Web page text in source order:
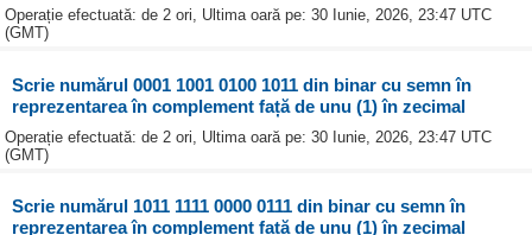
Operație efectuată: de 2 ori, Ultima oară pe: 30 Iunie, 2026, 23:47 UTC
(GMT)
Scrie numărul 0001 1001 0100 1011 din binar cu semn în
reprezentarea în complement față de unu (1) în zecimal
Operație efectuată: de 2 ori, Ultima oară pe: 30 Iunie, 2026, 23:47 UTC
(GMT)
Scrie numărul 1011 1111 0000 0111 din binar cu semn în
reprezentarea în complement față de unu (1) în zecimal